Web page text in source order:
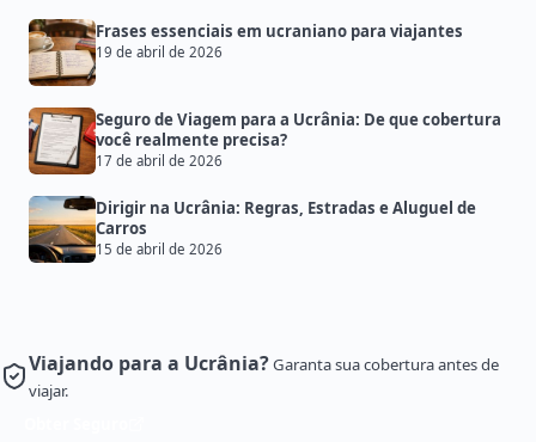
Frases essenciais em ucraniano para viajantes
19 de abril de 2026
Seguro de Viagem para a Ucrânia: De que cobertura
você realmente precisa?
17 de abril de 2026
Dirigir na Ucrânia: Regras, Estradas e Aluguel de
Carros
15 de abril de 2026
Viajando para a Ucrânia?Garanta sua cobertura antes de
viajar.